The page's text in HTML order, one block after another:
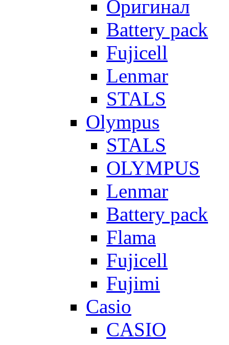
Оригинал
Battery pack
Fujicell
Lenmar
STALS
Olympus
STALS
OLYMPUS
Lenmar
Battery pack
Flama
Fujicell
Fujimi
Casio
CASIO